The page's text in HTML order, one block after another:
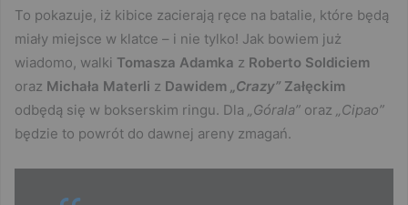
To pokazuje, iż kibice zacierają ręce na batalie, które będą
miały miejsce w klatce – i nie tylko! Jak bowiem już
wiadomo, walki Tomasza Adamka z Roberto Soldiciem
oraz Michała Materli z Dawidem „Crazy” Załęckim
odbędą się w bokserskim ringu. Dla
„Górala” oraz
„Cipao”
będzie to powrót do dawnej areny zmagań.